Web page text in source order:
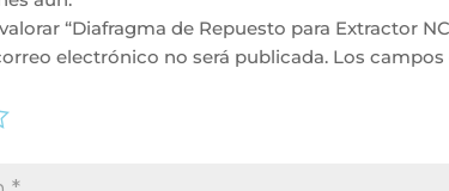
“Diafragma de Repuesto para Extractor
electrónico no será publicada. Los